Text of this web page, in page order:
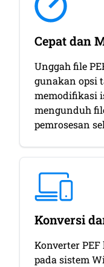
Cepat dan
Unggah file
gunakan opsi
memodifikasi
mengunduh
pemrosesan
Konversi
Konverter
pada sistem